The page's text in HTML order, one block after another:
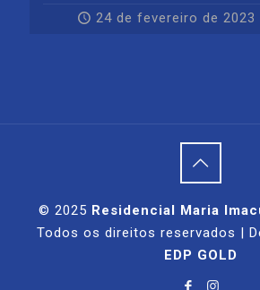
24 de fevereiro de 2023
© 2025 Residencial Maria
Todos os direitos reservados |
EDP GOLD